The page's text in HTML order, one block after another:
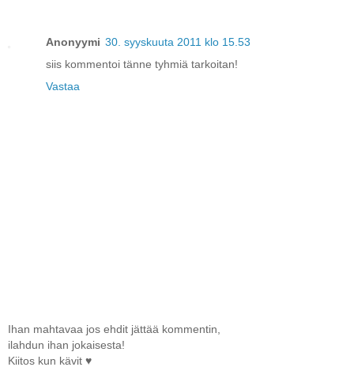
Anonyymi 30. syyskuuta 2011 klo 15.53
siis kommentoi tänne tyhmiä tarkoitan!
Vastaa
Ihan mahtavaa jos ehdit jättää kommentin,
ilahdun ihan jokaisesta!
Kiitos kun kävit ♥